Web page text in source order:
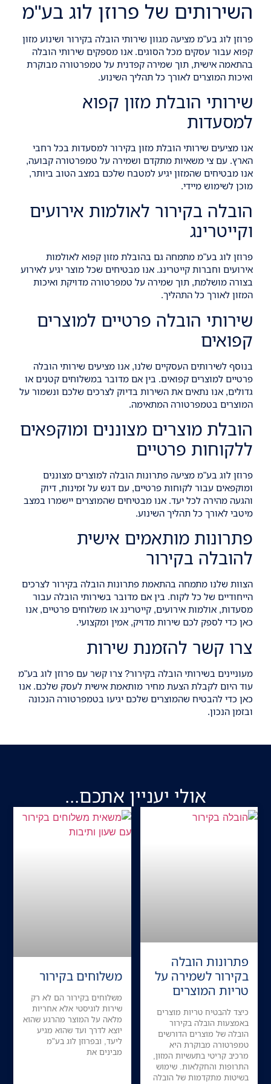
השירותים של פרוזן לוג בע"מ
פרוזן לוג בע"מ מציעה מגוון שירותי הובלה בקירור ושינוע מזון
קפוא עבור עסקים מכל הסוגים. אנו מספקים שירותי הובלה
בהתאמה אישית, תוך שמירה קפדנית על טמפרטורה מבוקרת
ואיכות המוצרים לאורך כל תהליך השינוע.
שירותי הובלת מזון קפוא
למסעדות
אנו מציעים שירותי הובלת מזון בקירור למסעדות בכל רחבי
הארץ. עם צי משאיות מתקדם ושמירה על טמפרטורה קבועה,
אנו מבטיחים שהמזון יגיע למטבח שלכם במצב הטוב ביותר,
מוכן לשימוש מיידי.
הובלה בקירור לאולמות אירועים
וקייטרינג
פרוזן לוג בע"מ מתמחה גם בהובלת מזון קפוא לאולמות
אירועים וחברות קייטרינג. אנו מבטיחים שכל מוצר יגיע לאירוע
בצורה מושלמת, תוך שמירה על טמפרטורה מדויקת ואיכות
המזון לאורך כל התהליך.
שירותי הובלה פרטיים למוצרים
קפואים
בנוסף לשירותים העסקיים שלנו, אנו מציעים שירותי הובלה
פרטיים למוצרים קפואים. בין אם מדובר במשלוחים קטנים או
גדולים, אנו נתאים את השירות בדיוק לצרכים שלכם ונשמור על
המוצרים בטמפרטורה המתאימה.
הובלת מוצרים מצוננים ומוקפאים
ללקוחות פרטיים
פרוזן לוג בע"מ מציעה פתרונות הובלה למוצרים מצוננים
ומוקפאים עבור לקוחות פרטיים, עם דגש על זמינות, דיוק
והגעה מהירה לכל יעד. אנו מבטיחים שהמוצרים יישמרו במצב
מיטבי לאורך כל תהליך השינוע.
פתרונות מותאמים אישית
להובלה בקירור
הצוות שלנו מתמחה בהתאמת פתרונות הובלה בקירור לצרכים
הייחודיים של כל לקוח. בין אם מדובר בשירותי הובלה עבור
מסעדות, אולמות אירועים, קייטרינג או משלוחים פרטיים, אנו
כאן כדי לספק לכם שירות מדויק, אמין ומקצועי.
צרו קשר להזמנת שירות
מעוניינים בשירותי הובלה בקירור? צרו קשר עם פרוזן לוג בע"מ
עוד היום לקבלת הצעת מחיר מותאמת אישית לעסק שלכם. אנו
כאן כדי להבטיח שהמוצרים שלכם יגיעו בטמפרטורה הנכונה
ובזמן הנכון.
אולי יעניין אתכם...
פתרונות הובלה
בקירור לשמירה על
טריות המוצרים
כיצד להבטיח טריות מוצרים
באמצעות הובלה בקירור
הובלה של מוצרים הדורשים
טמפרטורה מבוקרת היא
מרכיב קריטי בתעשיות המזון,
התרופות והחקלאות. שימוש
בשיטות מתקדמות של הובלה
משלוחים בקירור
משלוחים בקירור הם לא רק
שירות לוגיסטי אלא אחריות
מלאה על המוצר מהרגע שהוא
יוצא לדרך ועד שהוא מגיע
ליעד, ובפרוזן לוג בע"מ
מבינים את